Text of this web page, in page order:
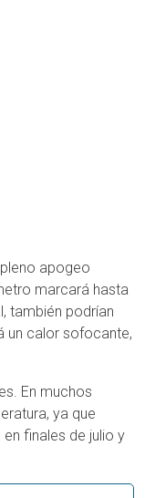
apogeo
marcará hasta
también podrían
un calor sofocante,
En muchos
ya que
finales de julio y